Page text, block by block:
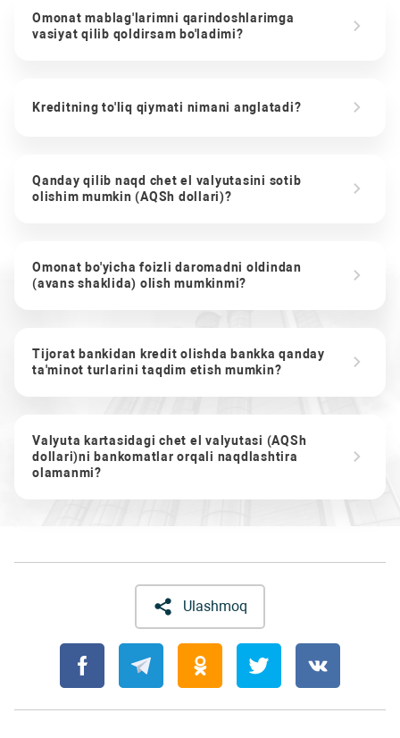
Omonat mablag'larimni qarindoshlarimga
vasiyat qilib qoldirsam bo'ladimi?
Kreditning to'liq qiymati nimani anglatadi?
Qanday qilib naqd chet el valyutasini sotib
olishim mumkin (AQSh dollari)?
Omonat bo'yicha foizli daromadni oldindan
(avans shaklida) olish mumkinmi?
Tijorat bankidan kredit olishda bankka qanday
ta'minot turlarini taqdim etish mumkin?
Valyuta kartasidagi chet el valyutasi (AQSh
dollari)ni bankomatlar orqali naqdlashtira
olamanmi?
Ulashmoq